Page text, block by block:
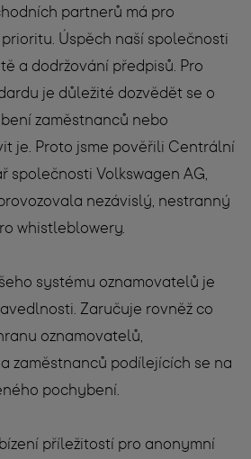
partnerů má pro
Úspěch naší společnosti
a dodržování předpisů. Pro
je důležité dozvědět se o
zaměstnanců nebo
je. Proto jsme pověřili Centrální
společnosti Volkswagen AG,
nezávislý, nestranný
whistleblowery.
systému oznamovatelů je
Zaručuje rovněž co
oznamovatelů,
zaměstnanců podílejících se na
pochybení.
příležitostí pro anonymní